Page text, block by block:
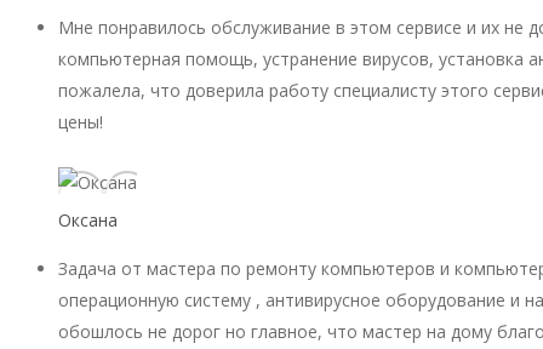
Мне понравилось обслуживание в этом сервисе и их не
компьютерная помощь, устранение вирусов, установка
пожалела, что доверила работу специалисту этого
цены!
Оксана
Задача от мастера по ремонту компьютеров и
операционную систему , антивирусное оборудование и
обошлось не дорог но главное, что мастер на дому